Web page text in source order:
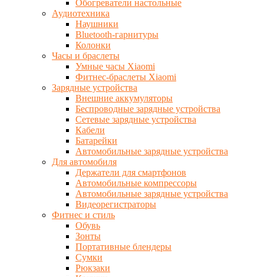
Обогреватели настольные
Аудиотехника
Наушники
Bluetooth-гарнитуры
Колонки
Часы и браслеты
Умные часы Xiaomi
Фитнес-браслеты Xiaomi
Зарядные устройства
Внешние аккумуляторы
Беспроводные зарядные устройства
Сетевые зарядные устройства
Кабели
Батарейки
Автомобильные зарядные устройства
Для автомобиля
Держатели для смартфонов
Автомобильные компрессоры
Автомобильные зарядные устройства
Видеорегистраторы
Фитнес и стиль
Обувь
Зонты
Портативные блендеры
Сумки
Рюкзаки